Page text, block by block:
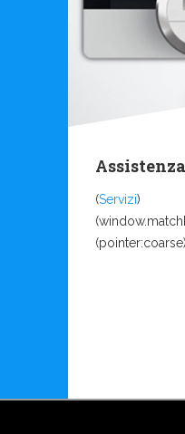
Assistenza
(Servizi)